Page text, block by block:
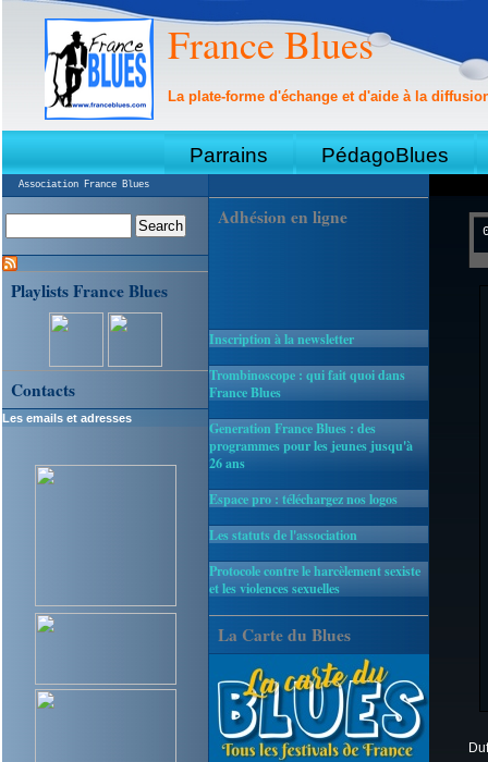
France Blues
La plate-forme d'échange et d'aide à la
Parrains PédagoBlues
Association France Blues
Adhésion en ligne
Inscription à la newsletter
Trombinoscope : qui fait quoi dans
France Blues
Generation France Blues : des
programmes pour les jeunes jusqu'à
26 ans
Espace pro : téléchargez nos logos
Les statuts de l'association
Protocole contre le harcèlement sexiste
et les violences sexuelles
La Carte du Blues
Playlists France Blues
Contacts
Les emails et adresses